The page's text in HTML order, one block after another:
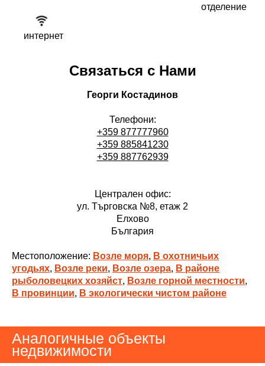
отделение
интернет
Связаться с Нами
Георги Костадинов
Телефони:
+359 877777960
+359 885841230
+359 887762939
Централен офис:
ул. Търговска №8, етаж 2
Елхово
България
Местоположение: Возле моря, В охотничьих
угодьях, Возле реки, Возле озера, В районе
рыболовецких хозяйст, Возле горной местности,
В провинции, В экологически чистом районе
Аналогичные объекты
недвижимости